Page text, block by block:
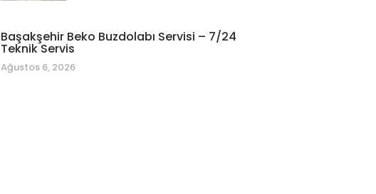
Başakşehir Beko Buzdolabı Servisi – 7/24
Teknik Servis
Ağustos 6, 2026